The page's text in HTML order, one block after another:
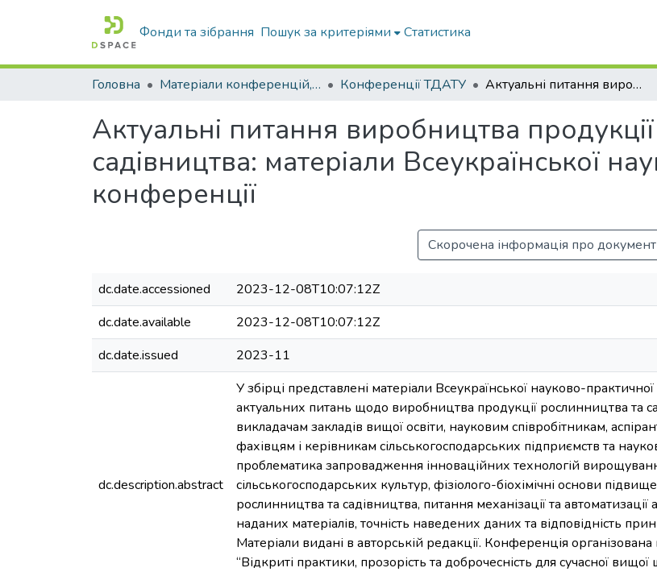
Фонди та зібрання Пошук за критеріями Статистика
Головна Матеріали конференцій, збірники ТДАТУ Конференції ТДАТУ Актуальні питання виробництва продукції рослинництва та садівництва: матеріали Всеукраїнської науково-практичної конференції
Актуальні питання виробництва
садівництва: матеріали Всеукраїнської
конференції
Скорочена інформація про документ
dc.date.accessioned
2023-12-08T10:07:12Z
dc.date.available
2023-12-08T10:07:12Z
dc.date.issued
2023-11
dc.description.abstract
У збірці представлені матеріали Всеукраїнської науково-
актуальних питань щодо виробництва продукції рослинництва та
викладачам закладів вищої освіти, науковим співробітникам,
фахівцям і керівникам сільськогосподарських підприємств та
проблематика запровадження інноваційних технологій
сільськогосподарських культур, фізіолого-біохімічні основи
рослинництва та садівництва, питання механізації та автоматизації
наданих матеріалів, точність наведених даних та відповідність
Матеріали видані в авторській редакції. Конференція
“Відкриті практики, прозорість та доброчесність для сучасної